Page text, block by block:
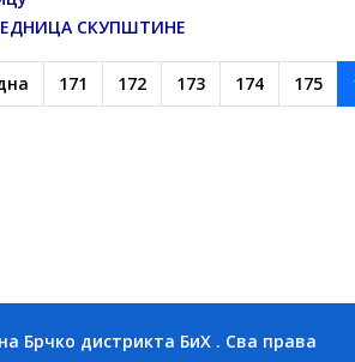
СКУПШТИНЕ
171 172 173 174 175
Брчко дистрикта БиХ . Сва права